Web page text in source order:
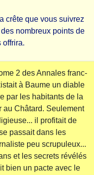
crête que vous suivrez
nombreux points de
offrira.
2 des Annales franc-
à Baume un diable
par les habitants de la
au Châtard. Seulement
il profitait de
passait dans les
peu scrupuleux...
et les secrets révélés
bien un pacte avec le